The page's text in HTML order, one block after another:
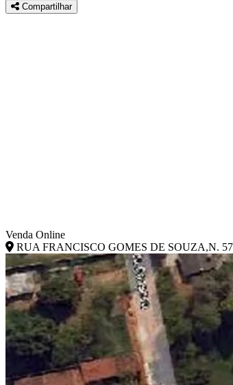
Contato
Compartilhar
Venda Online
RUA FRANCISCO GOMES DE SOUZA,N.